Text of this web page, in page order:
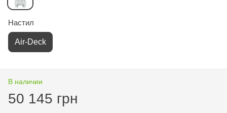
Настил
Air-Deck
В наличии
50 145 грн